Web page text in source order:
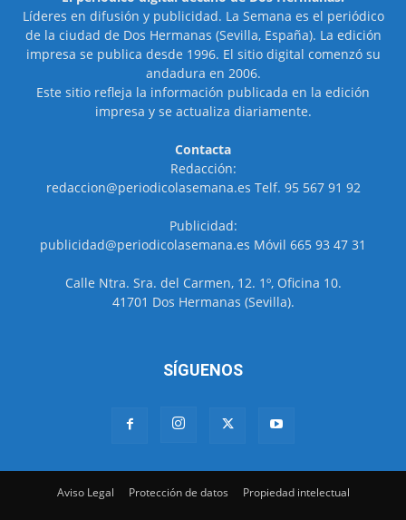
Líderes en difusión y publicidad. La Semana es el periódico
de la ciudad de Dos Hermanas (Sevilla, España). La edición
impresa se publica desde 1996. El sitio digital comenzó su
andadura en 2006.
Este sitio refleja la información publicada en la edición
impresa y se actualiza diariamente.
Contacta
Redacción:
redaccion@periodicolasemana.es Telf. 95 567 91 92
Publicidad:
publicidad@periodicolasemana.es Móvil 665 93 47 31
Calle Ntra. Sra. del Carmen, 12. 1º, Oficina 10.
41701 Dos Hermanas (Sevilla).
SÍGUENOS
Aviso Legal Protección de datos Propiedad intelectual